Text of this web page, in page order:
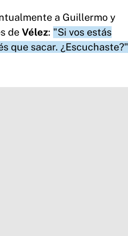
a Guillermo y
de Vélez: "Si vos estás
que sacar. ¿Escuchaste?"